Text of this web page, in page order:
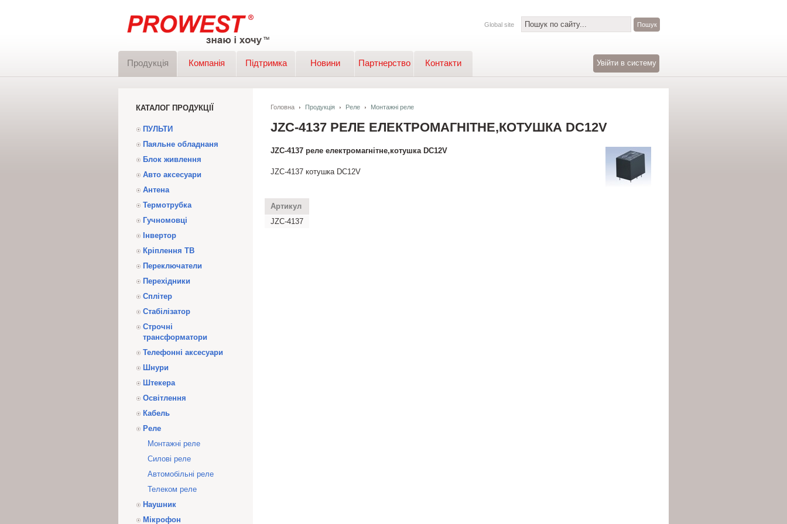
Global site
Продукція Компанія Підтримка Новини Партнерство Контакти Увійти в систему
КАТАЛОГ ПРОДУКЦІЇ
ПУЛЬТИ
Паяльне обладнаня
Блок живлення
Авто аксесуари
Антена
Термотрубка
Гучномовці
Інвертор
Кріплення ТВ
Переключатели
Перехідники
Сплітер
Стабілізатор
Строчні
трансформатори
Телефонні аксесуари
Шнури
Штекера
Освітлення
Кабель
Реле
Монтажні реле
Силові реле
Автомобільні реле
Телеком реле
Наушник
Мікрофон
Головна Продукція Реле Монтажні реле
JZC-4137 РЕЛЕ ЕЛЕКТРОМАГНІТНЕ,КОТУШКА DC12V
JZC-4137 реле електромагнітне,котушка DC12V
JZC-4137 котушка DC12V
Артикул
JZC-4137